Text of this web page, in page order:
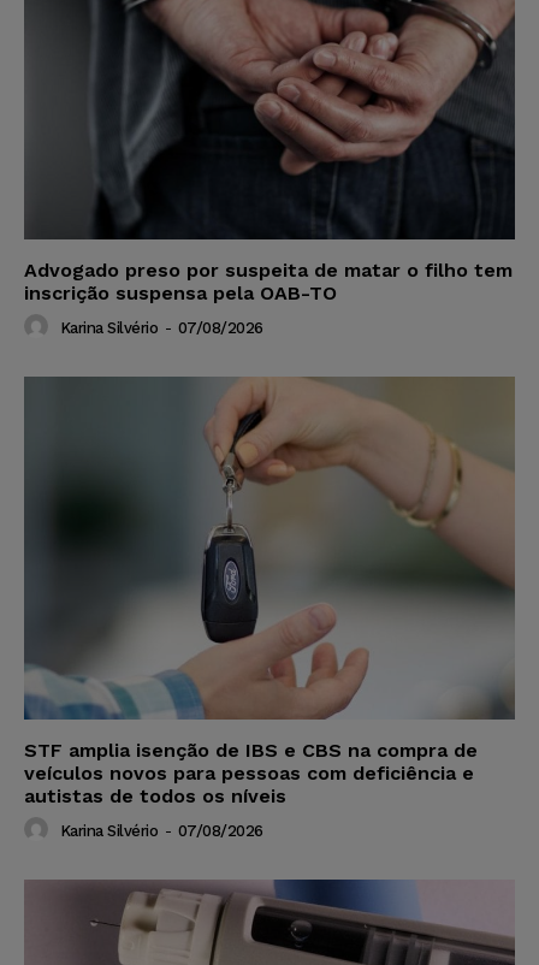
Advogado preso por suspeita de matar o filho tem
inscrição suspensa pela OAB-TO
Karina Silvério - 07/08/2026
STF amplia isenção de IBS e CBS na compra de
veículos novos para pessoas com deficiência e
autistas de todos os níveis
Karina Silvério - 07/08/2026